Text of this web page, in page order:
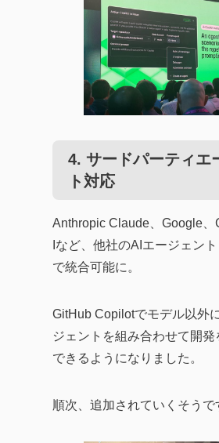
4. サードパーティエ
ト対応
Anthropic Claude、Google、
Iなど、他社のAIエージェン
で統合可能に。
GitHub Copilotでモデル以外
ジェントを組み合わせて開
できるようになりました。
順次、追加されていくそうで